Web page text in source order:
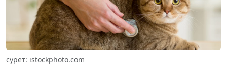
сурет: istockphoto.com